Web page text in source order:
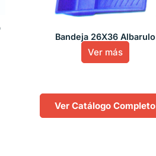
Bandeja 26X36 Albarulo
Ver más
Ver Catálogo Completo